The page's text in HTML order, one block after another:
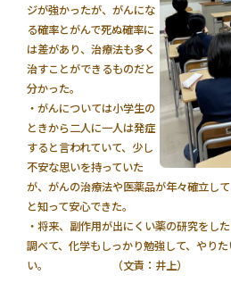
ジが強かったが、がんにな
る確率とがんで死ぬ確率に
は差があり、治療法も多く
治すことができるものだと
分かった。
・がんについては小学生の
ときから二人に一人は発症
すると言われていて、少し
不安な思いを持っていた
が、がんの治療法や医薬品が年々確立し
と知って安心できた。
・将来、副作用が出にくい薬の研究をし
調べて、化学もしっかり勉強して、やり
い。 （文責：井上）